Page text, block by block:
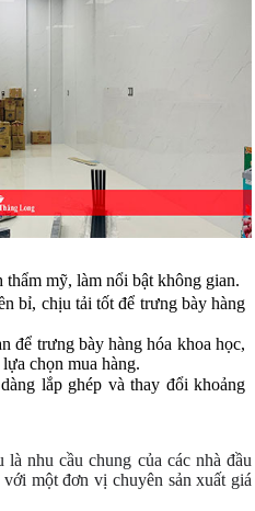
mỹ, làm nổi bật không gian.
bỉ, chịu tải tốt để trưng bày hàng
để trưng bày hàng hóa khoa học,
chọn mua hàng.
lắp ghép và thay đổi khoảng
nhu cầu chung của các nhà đầu
một đơn vị chuyên sản xuất giá